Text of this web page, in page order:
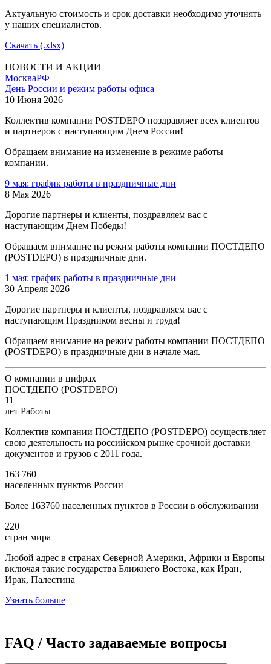
Актуальную стоимость и срок доставки необходимо уточнять
у наших специалистов.
Скачать (.xlsx)
НОВОСТИ И АКЦИИ
МоскваРФ
День России и режим работы офиса
10 Июня 2026
Коллектив компании POSTDEPO поздравляет всех клиентов
и партнеров с наступающим Днем России!
Обращаем внимание на изменение в режиме работы
компании.
9 мая: график работы в праздничные дни
8 Мая 2026
Дорогие партнеры и клиенты, поздравляем вас с
наступающим Днем Победы!
Обращаем внимание на режим работы компании ПОСТДЕПО
(POSTDEPO) в праздничные дни.
1 мая: график работы в праздничные дни
30 Апреля 2026
Дорогие партнеры и клиенты, поздравляем вас с
наступающим Праздником весны и труда!
Обращаем внимание на режим работы компании ПОСТДЕПО
(POSTDEPO) в праздничные дни в начале мая.
О компании в цифрах
ПОСТДЕПО (POSTDEPO)
11
лет Работы
Коллектив компании ПОСТДЕПО (POSTDEPO) осуществляет
свою деятельность на российском рынке срочной доставки
документов и грузов с 2011 года.
163 760
населенных пунктов России
Более 163760 населенных пунктов в России в обслуживании
220
стран мира
Любой адрес в странах Северной Америки, Африки и Европы
включая такие государства Ближнего Востока, как Иран,
Ирак, Палестина
Узнать больше
FAQ / Часто задаваемые вопросы